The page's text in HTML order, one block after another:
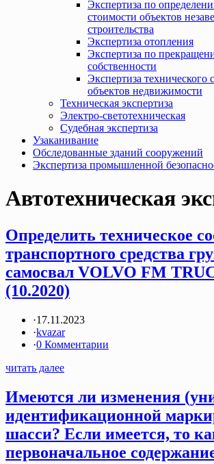
Экспертиза по
стоимости объектов
строительства
Экспертиза отопления
Экспертиза по
собственности
Экспертиза технического
объектов недвижимости
Техническая экспертиза
Электро-светотехническая
Судебная экспертиза
Узаканивание
Обследованные зданий сооружений
Экспертиза промышленной
Автотехническая
Определить техническое
транспортного средства
самосвал VOLVO FM
(10.2020)
·17.11.2023
·kvazar
·0 Комментарии
читать далее
Имеются ли изменения
идентификационной
шасси? Если имеется, то
первоначальное